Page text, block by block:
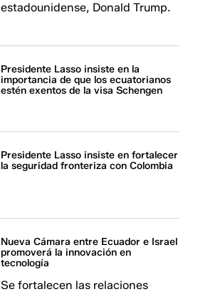
estadounidense, Donald Trump.
Presidente Lasso insiste en la
importancia de que los ecuatorianos
estén exentos de la visa Schengen
Presidente Lasso insiste en fortalecer
la seguridad fronteriza con Colombia
Nueva Cámara entre Ecuador e Israel
promoverá la innovación en
tecnología
Se fortalecen las relaciones